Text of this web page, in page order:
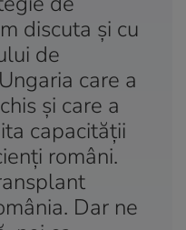
discuta şi cu
de
care a
şi care a
capacităţii
români.
Dar ne